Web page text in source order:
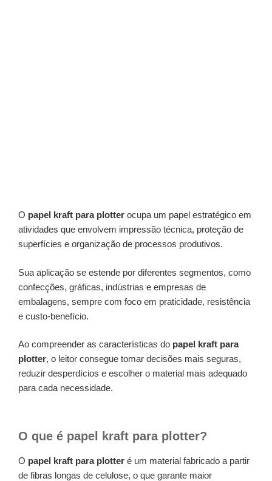
O papel kraft para plotter ocupa um papel estratégico em
atividades que envolvem impressão técnica, proteção de
superfícies e organização de processos produtivos.
Sua aplicação se estende por diferentes segmentos, como
confecções, gráficas, indústrias e empresas de
embalagens, sempre com foco em praticidade, resistência
e custo-benefício.
Ao compreender as características do papel kraft para
plotter, o leitor consegue tomar decisões mais seguras,
reduzir desperdícios e escolher o material mais adequado
para cada necessidade.
O que é papel kraft para plotter?
O papel kraft para plotter é um material fabricado a partir
de fibras longas de celulose, o que garante maior